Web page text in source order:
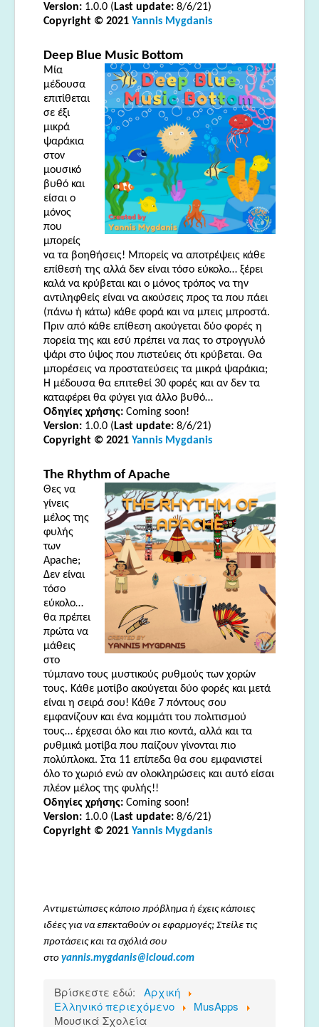
Version: 1.0.0 ( Last update: 8/6/21)
Copyright © 2021 Yannis Mygdanis
Deep Blue Music Bottom
Μία
μέδουσα
επιτίθεται
σε έξι
μικρά
ψαράκια
στον
μουσικό
βυθό και
είσαι ο
μόνος
που
μπορείς
να τα βοηθήσεις! Μπορείς να αποτρέψεις κάθε
επίθεσή της αλλά δεν είναι τόσο εύκολο… ξέρει
καλά να κρύβεται και ο μόνος τρόπος να την
αντιληφθείς είναι να ακούσεις προς τα που πάει
(πάνω ή κάτω) κάθε φορά και να μπεις μπροστά.
Πριν από κάθε επίθεση ακούγεται δύο φορές η
πορεία της και εσύ πρέπει να πας το στρογγυλό
ψάρι στο ύψος που πιστεύεις ότι κρύβεται. Θα
μπορέσεις να προστατεύσεις τα μικρά ψαράκια;
Η μέδουσα θα επιτεθεί 30 φορές και αν δεν τα
καταφέρει θα φύγει για άλλο βυθό…
Οδηγίες χρήσης: Coming soon!
Version: 1.0.0 ( Last update: 8/6/21)
Copyright © 2021 Yannis Mygdanis
The Rhythm of Apache
Θες να
γίνεις
μέλος της
φυλής
των
Apache;
Δεν είναι
τόσο
εύκολο…
θα πρέπει
πρώτα να
μάθεις
στο
τύμπανο τους μυστικούς ρυθμούς των χορών
τους. Κάθε μοτίβο ακούγεται δύο φορές και μετά
είναι η σειρά σου! Κάθε 7 πόντους σου
εμφανίζουν και ένα κομμάτι του πολιτισμού
τους… έρχεσαι όλο και πιο κοντά, αλλά και τα
ρυθμικά μοτίβα που παίζουν γίνονται πιο
πολύπλοκα. Στα 11 επίπεδα θα σου εμφανιστεί
όλο το χωριό ενώ αν ολοκληρώσεις και αυτό είσαι
πλέον μέλος της φυλής!!
Οδηγίες χρήσης: Coming soon!
Version: 1.0.0 ( Last update: 8/6/21)
Copyright © 2021 Yannis Mygdanis
Αντιμετώπισες κάποιο πρόβλημα ή έχεις κάποιες
ιδέες για να επεκταθούν οι εφαρμογές; Στείλε τις
προτάσεις και τα σχόλιά σου
στο yannis.mygdanis@icloud.com
Βρίσκεστε εδώ:
Αρχική
Ελληνικό περιεχόμενο
MusApps
Μουσικά Σχολεία